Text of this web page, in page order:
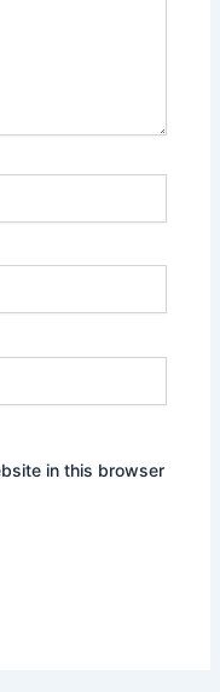
in this browser